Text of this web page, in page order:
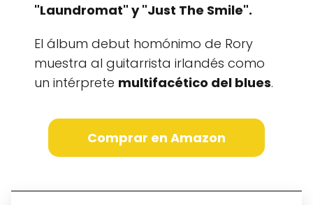
"Laundromat" y "Just The Smile".
El álbum debut homónimo de Rory
muestra al guitarrista irlandés como
un intérprete multifacético del blues.
Comprar en Amazon